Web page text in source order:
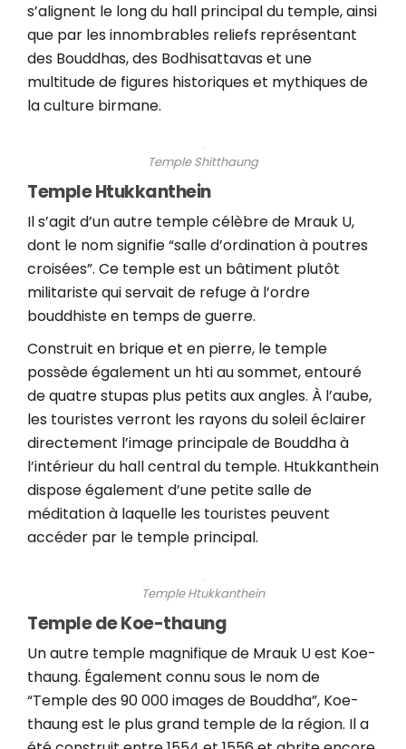
s’alignent le long du hall principal du temple, ainsi
que par les innombrables reliefs représentant
des Bouddhas, des Bodhisattavas et une
multitude de figures historiques et mythiques de
la culture birmane.
Temple Shitthaung
Temple Htukkanthein
Il s’agit d’un autre temple célèbre de Mrauk U,
dont le nom signifie “salle d’ordination à poutres
croisées”. Ce temple est un bâtiment plutôt
militariste qui servait de refuge à l’ordre
bouddhiste en temps de guerre.
Construit en brique et en pierre, le temple
possède également un hti au sommet, entouré
de quatre stupas plus petits aux angles. À l’aube,
les touristes verront les rayons du soleil éclairer
directement l’image principale de Bouddha à
l’intérieur du hall central du temple. Htukkanthein
dispose également d’une petite salle de
méditation à laquelle les touristes peuvent
accéder par le temple principal.
Temple Htukkanthein
Temple de Koe-thaung
Un autre temple magnifique de Mrauk U est Koe-
thaung. Également connu sous le nom de
“Temple des 90 000 images de Bouddha”, Koe-
thaung est le plus grand temple de la région. Il a